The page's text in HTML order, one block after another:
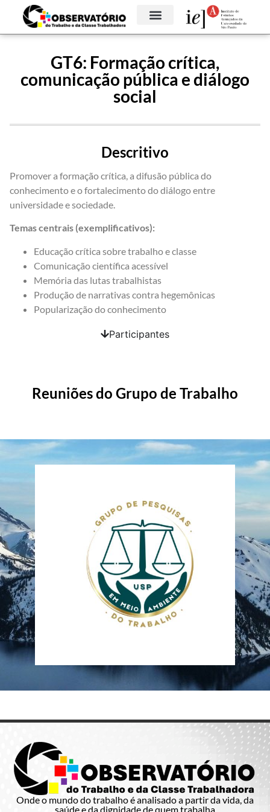
GT6: Formação crítica,
comunicação pública e diálogo
social
Descritivo
Promover a formação crítica, a difusão pública do
conhecimento e o fortalecimento do diálogo entre
universidade e sociedade.
Temas centrais (exemplificativos):
Educação crítica sobre trabalho e classe
Comunicação científica acessível
Memória das lutas trabalhistas
Produção de narrativas contra hegemônicas
Popularização do conhecimento
Participantes
Reuniões do Grupo de Trabalho
Onde o mundo do trabalho é analisado a partir da vida, da
saúde e da dignidade de quem trabalha